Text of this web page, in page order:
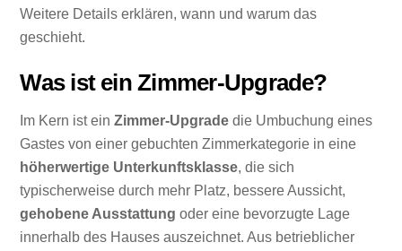
Weitere Details erklären, wann und warum das
geschieht.
Was ist ein Zimmer-Upgrade?
Im Kern ist einZimmer-Upgrade die Umbuchung eines
Gastes von einer gebuchten Zimmerkategorie in eine
höherwertige Unterkunftsklasse, die sich
typischerweise durch mehr Platz, bessere Aussicht,
gehobene Ausstattung oder eine bevorzugte Lage
innerhalb des Hauses auszeichnet. Aus betrieblicher